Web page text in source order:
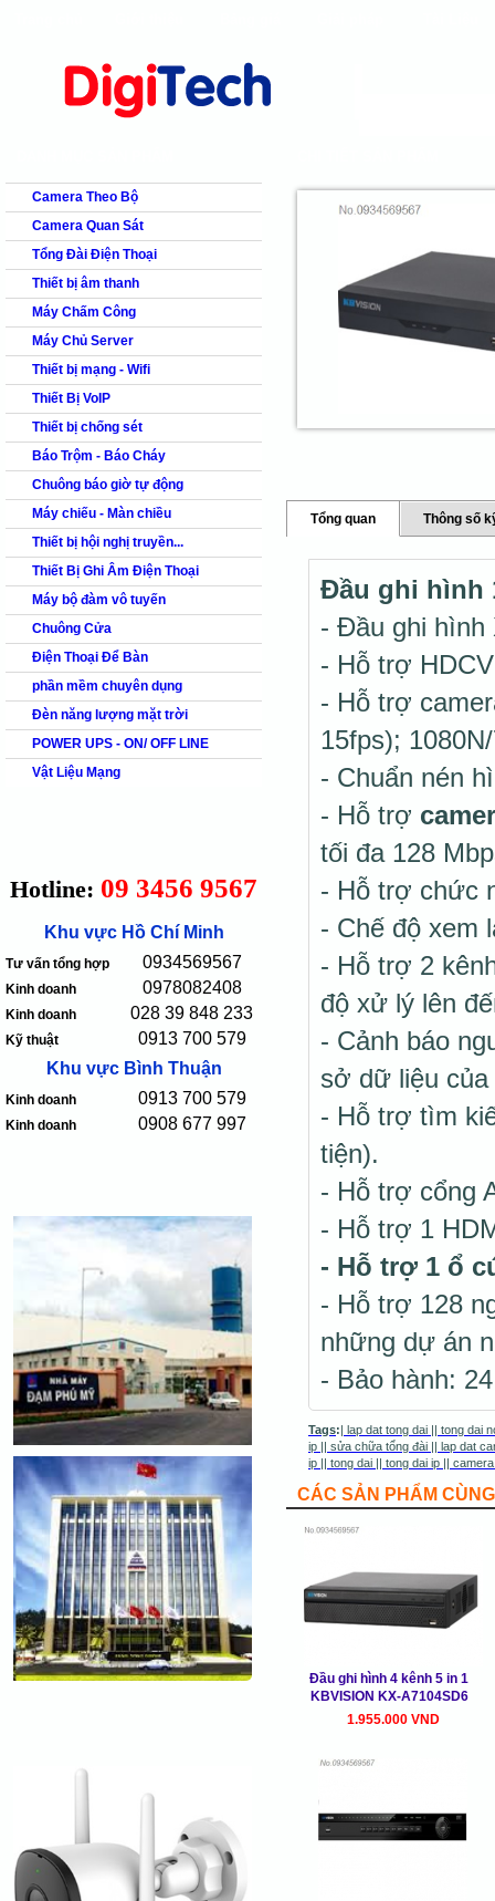
products
Camera Theo Bộ
Camera Quan Sát
Tổng Đài Điện Thoại
Thiết bị âm thanh
Máy Chấm Công
Máy Chủ Server
Thiết bị mạng - Wifi
Thiết Bị VoIP
Thiết bị chống sét
Báo Trộm - Báo Cháy
Chuông báo giờ tự động
Máy chiếu - Màn chiều
Thiết bị hội nghị truyền...
Thiết Bị Ghi Âm Điện Thoại
Máy bộ đàm vô tuyến
Chuông Cửa
Điện Thoại Để Bàn
phần mềm chuyên dụng
Đèn năng lượng mặt trời
POWER UPS - ON/ OFF LINE
Vật Liệu Mạng
Hotline: 09 3456 9567
Khu vực Hồ Chí Minh
Tư vấn tổng hợp 0934569567
Kinh doanh 0978082408
Kinh doanh 028 39 848 233
Kỹ thuật
0913 700 579
Khu vực Bình Thuận
Kinh doanh 0913 700 579
Kinh doanh 0908 677 997
Tổng quan Thông số
Đầu ghi hình
- Đầu ghi hình
- Hỗ trợ
- Hỗ trợ
15fps);
- Chuẩn nén
- Hỗ trợ
tối đa 128
- Hỗ trợ chức
- Chế độ xem
- Hỗ trợ 2
độ xử lý lên
- Cảnh báo
sở dữ liệu của
- Hỗ trợ tìm
tiện).
- Hỗ trợ cổng
- Hỗ trợ 1
- Hỗ trợ 1 ổ
- Hỗ trợ 128
những dự án
- Bảo hành:
Tags:| lap dat tong dai || tong dai
ip || sửa chữa tổng đài || lap dat
ip || tong dai || tong dai ip ||
CÁC SẢN PHẨM
Đầu ghi hình 4 kênh 5 in 1
KBVISION KX-A7104SD6
1.955.000 VND